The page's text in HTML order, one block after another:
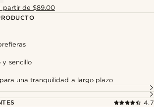
partir de $89.00
sencillo
una tranquilidad a largo plazo
4.7